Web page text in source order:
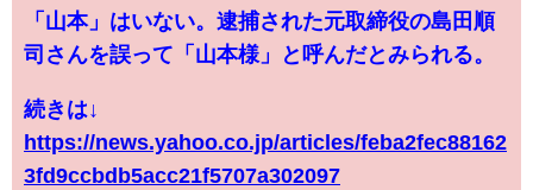
「山本」はいない。逮捕された元取締役の島田順
司さんを誤って「山本様」と呼んだとみられる。
続きは↓
https://news.yahoo.co.jp/articles/feba2fec88162
3fd9ccbdb5acc21f5707a302097